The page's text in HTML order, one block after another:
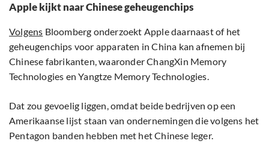
Apple kijkt naar Chinese geheugenchips
Volgens Bloomberg onderzoekt Apple daarnaast of het
geheugenchips voor apparaten in China kan afnemen bij
Chinese fabrikanten, waaronder ChangXin Memory
Technologies en Yangtze Memory Technologies.
Dat zou gevoelig liggen, omdat beide bedrijven op een
Amerikaanse lijst staan van ondernemingen die volgens het
Pentagon banden hebben met het Chinese leger.